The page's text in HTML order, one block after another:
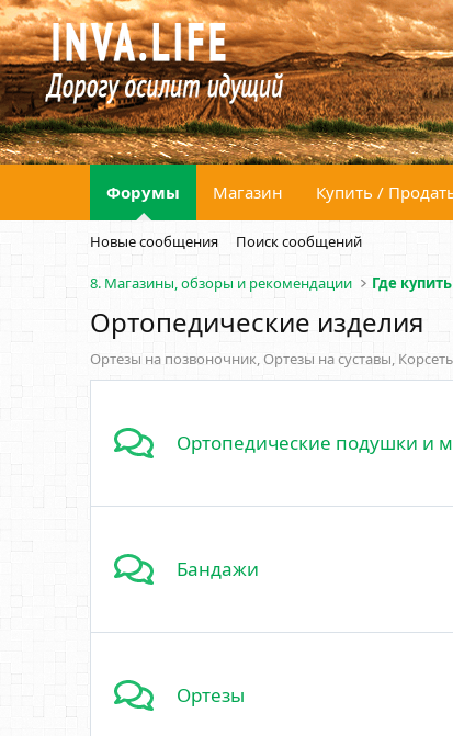
Форумы Магазин Купить /
Новые сообщения Поиск сообщений
8. Магазины, обзоры и рекомендации Где
Ортопедические изделия
Ортезы на позвоночник, Ортезы на суставы,
Ортопедические подушки и
Бандажи
Ортезы